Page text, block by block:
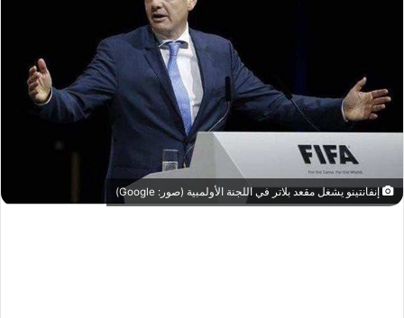
إنفانتينو يشغل مقعد بلاتر في اللجنة الأولمبية (صور: Google)